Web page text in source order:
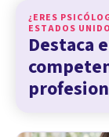
¿ERES
ESTADOS
Destaca